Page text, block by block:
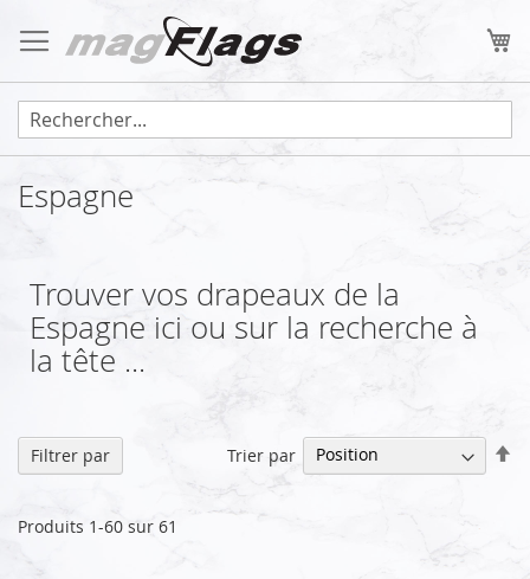
au
contenu
Espagne
Trouver vos drapeaux de la
Espagne ici ou sur la recherche à
la tête ...
Produits 1-60 sur 61
Trier par
Filtrer par